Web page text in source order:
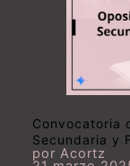
Convocatoria
Secundaria y
por Acortz